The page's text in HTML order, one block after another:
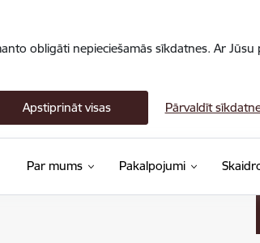
obligāti nepieciešamās sīkdatnes. Ar
Apstiprināt visas Pārvaldīt
Par mums Pakalpojumi